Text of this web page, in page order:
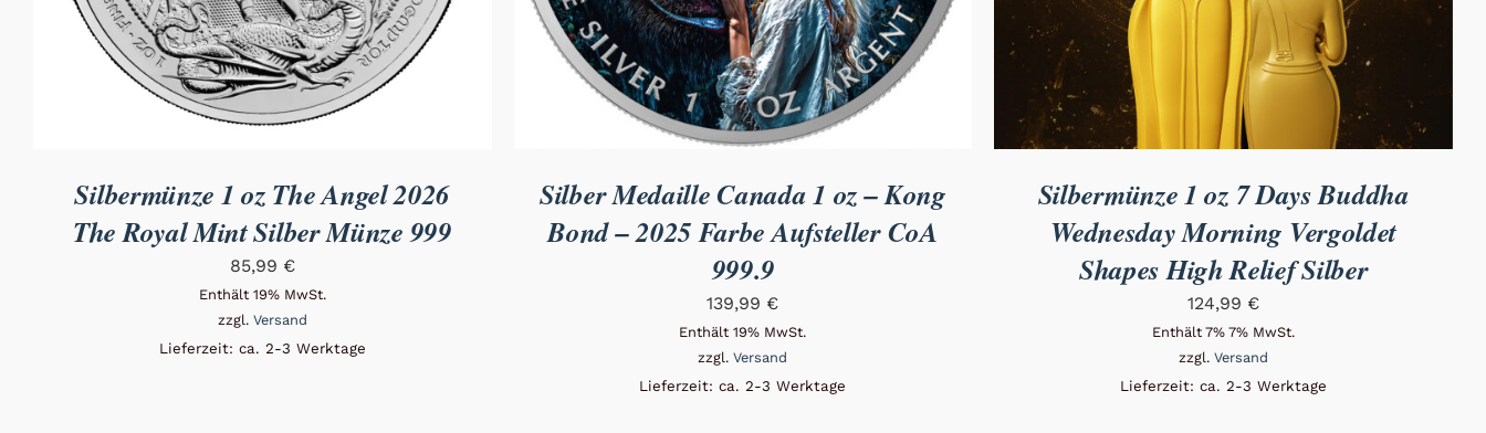
Silbermünze 1 oz The Angel 2026
The Royal Mint Silber Münze 999
85,99 €
Enthält 19% MwSt.
zzgl. Versand
Lieferzeit: ca. 2-3 Werktage
Silber Medaille Canada 1 oz – Kong
Bond – 2025 Farbe Aufsteller CoA
999.9
139,99 €
Enthält 19% MwSt.
zzgl.Versand
Lieferzeit: ca. 2-3 Werktage
Silbermünze 1 oz 7 Days Buddha
Wednesday Morning Vergoldet
Shapes High Relief Silber
124,99 €
Enthält 7% 7% MwSt.
zzgl.Versand
Lieferzeit: ca. 2-3 Werktage